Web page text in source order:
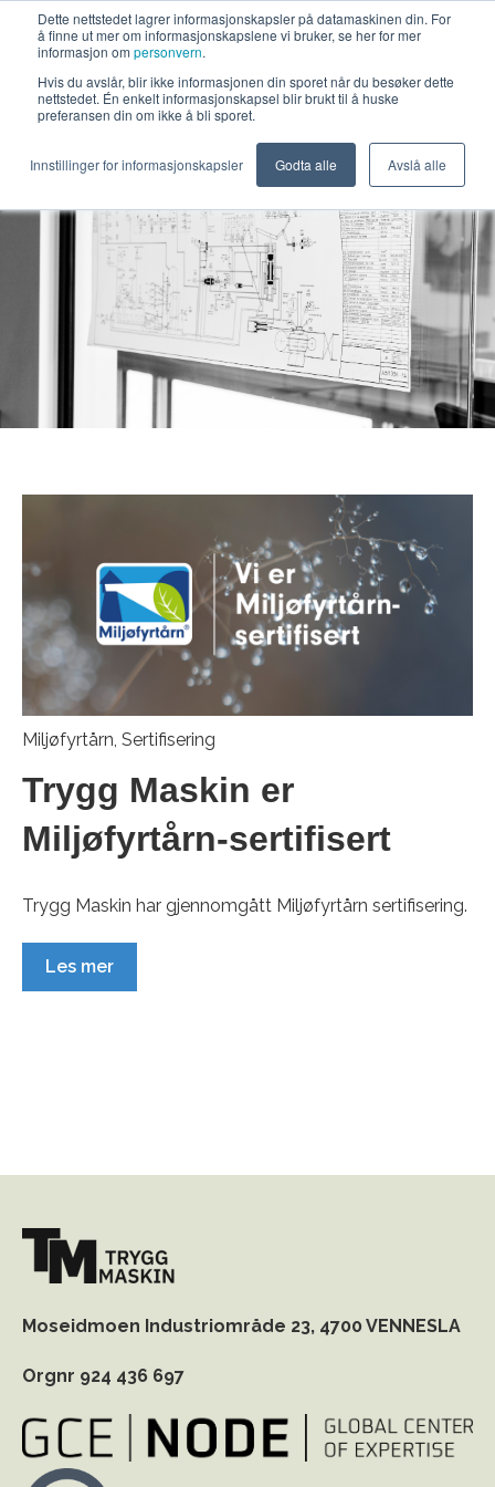
Dette nettstedet lagrer informasjonskapsler på datamaskinen din. For
å finne ut mer om informasjonskapslene vi bruker, se her for mer
informasjon om personvern.
Hvis du avslår, blir ikke informasjonen din sporet når du besøker dette
nettstedet. Én enkelt informasjonskapsel blir brukt til å huske
preferansen din om ikke å bli sporet.
Innstillinger for informasjonskapsler Godta alle Avslå alle
Miljøfyrtårn, Sertifisering
Trygg Maskin er
Miljøfyrtårn-sertifisert
‍Trygg Maskin har gjennomgått Miljøfyrtårn sertifisering.
Les mer
Moseidmoen Industriområde 23, 4700 VENNESLA
Orgnr 924 436 697